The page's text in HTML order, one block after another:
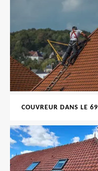
COUVREUR DANS LE 69